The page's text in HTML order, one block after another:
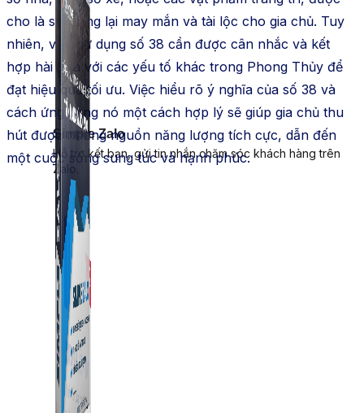
Simple Zalo
Hỗ trợ kết bạn, gửi tin nhắn chăm sóc khách hàng trên
Zalo.
cho là sẽ mang lại may mắn và tài lộc cho gia chủ. Tuy
nhiên, việc sử dụng số 38 cần được cân nhắc và kết
hợp hài hòa với các yếu tố khác trong Phong Thủy để
đạt hiệu quả tối ưu. Việc hiểu rõ ý nghĩa của số 38 và
cách ứng dụng nó một cách hợp lý sẽ giúp gia chủ thu
hút được những nguồn năng lượng tích cực, dẫn đến
một cuộc sống sung túc và hạnh phúc.